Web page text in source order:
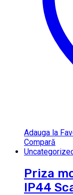
Adauga la
Compară
Priza
IP44